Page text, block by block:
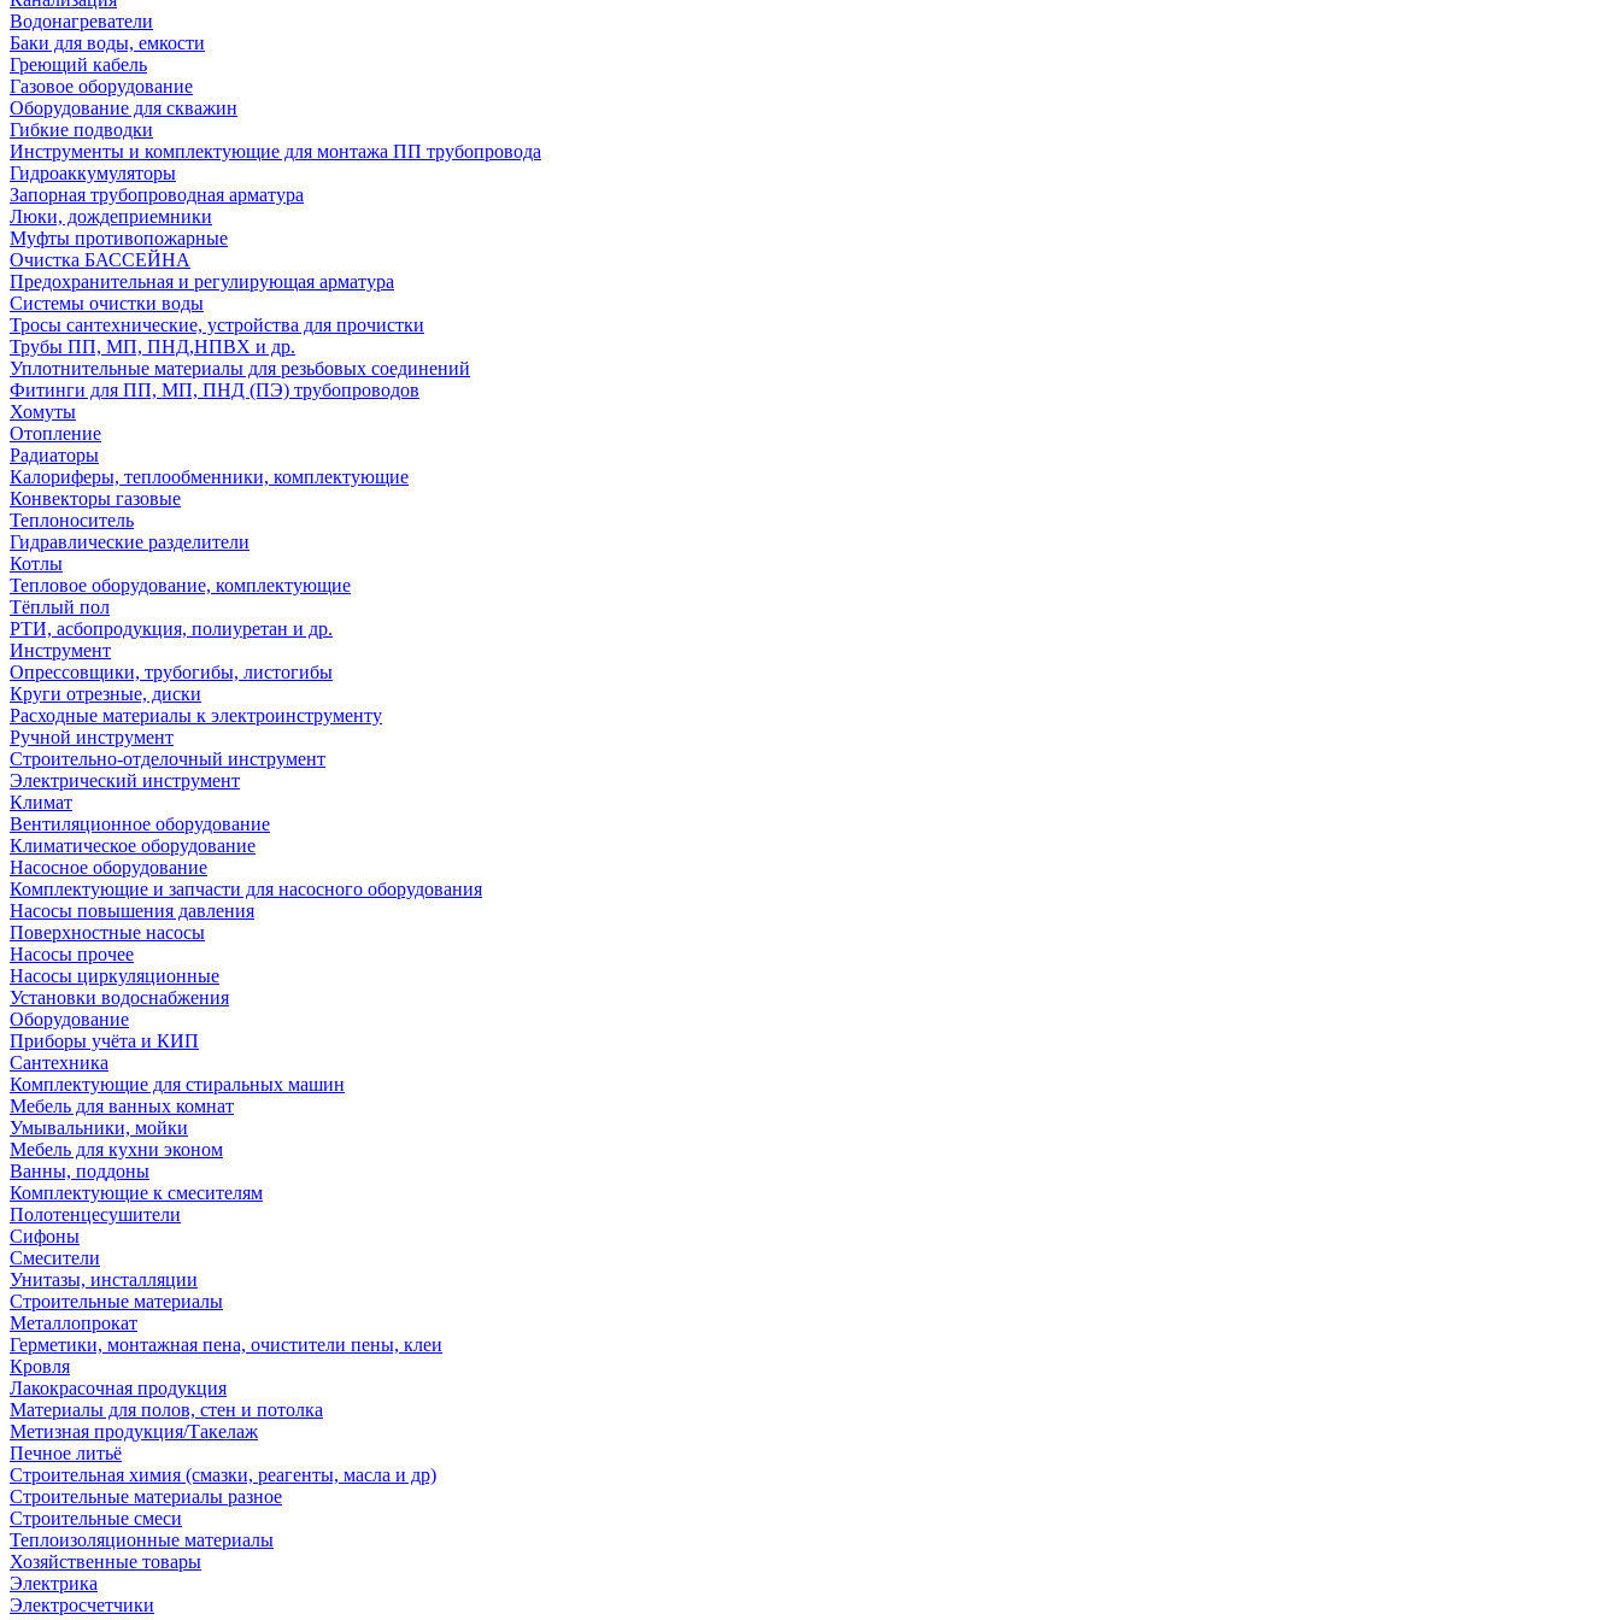
Водонагреватели
Баки для воды, емкости
Греющий кабель
Газовое оборудование
Оборудование для скважин
Гибкие подводки
Инструменты и комплектующие для монтажа ПП трубопровода
Гидроаккумуляторы
Запорная трубопроводная арматура
Люки, дождеприемники
Муфты противопожарные
Очистка БАССЕЙНА
Предохранительная и регулирующая арматура
Системы очистки воды
Тросы сантехнические, устройства для прочистки
Трубы ПП, МП, ПНД,НПВХ и др.
Уплотнительные материалы для резьбовых соединений
Фитинги для ПП, МП, ПНД (ПЭ) трубопроводов
Хомуты
Отопление
Радиаторы
Калориферы, теплообменники, комплектующие
Конвекторы газовые
Теплоноситель
Гидравлические разделители
Котлы
Тепловое оборудование, комплектующие
Тёплый пол
РТИ, асбопродукция, полиуретан и др.
Инструмент
Опрессовщики, трубогибы, листогибы
Круги отрезные, диски
Расходные материалы к электроинструменту
Ручной инструмент
Строительно-отделочный инструмент
Электрический инструмент
Климат
Вентиляционное оборудование
Климатическое оборудование
Насосное оборудование
Комплектующие и запчасти для насосного оборудования
Насосы повышения давления
Поверхностные насосы
Насосы прочее
Насосы циркуляционные
Установки водоснабжения
Оборудование
Приборы учёта и КИП
Сантехника
Комплектующие для стиральных машин
Мебель для ванных комнат
Умывальники, мойки
Мебель для кухни эконом
Ванны, поддоны
Комплектующие к смесителям
Полотенцесушители
Сифоны
Смесители
Унитазы, инсталляции
Строительные материалы
Металлопрокат
Герметики, монтажная пена, очистители пены, клеи
Кровля
Лакокрасочная продукция
Материалы для полов, стен и потолка
Метизная продукция/Такелаж
Печное литьё
Строительная химия (смазки, реагенты, масла и др)
Строительные материалы разное
Строительные смеси
Теплоизоляционные материалы
Хозяйственные товары
Электрика
Электросчетчики